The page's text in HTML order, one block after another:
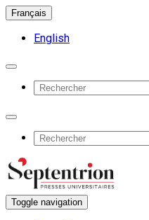
Français
English
Toggle navigation